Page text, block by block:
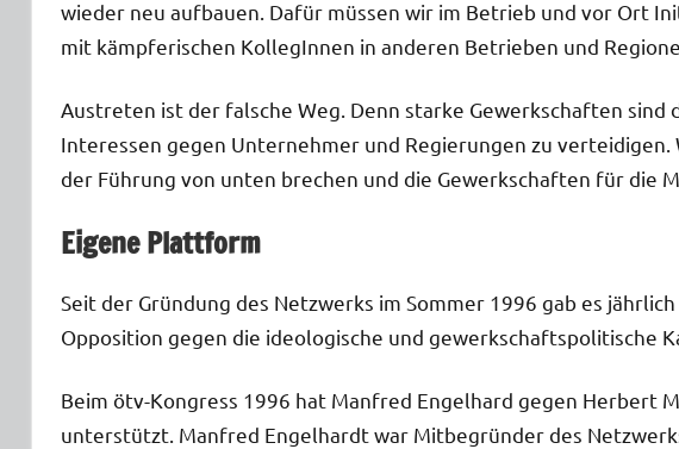
wieder neu aufbauen. Dafür müssen wir im Betrieb und vor Ort
mit kämpferischen KollegInnen in anderen Betrieben und
Austreten ist der falsche Weg. Denn starke Gewerkschaften sind
Interessen gegen Unternehmer und Regierungen zu verteidigen.
der Führung von unten brechen und die Gewerkschaften für die
Eigene Plattform
Seit der Gründung des Netzwerks im Sommer 1996 gab es
Opposition gegen die ideologische und gewerkschaftspolitische
Beim ötv-Kongress 1996 hat Manfred Engelhard gegen Herbert
unterstützt. Manfred Engelhardt war Mitbegründer des